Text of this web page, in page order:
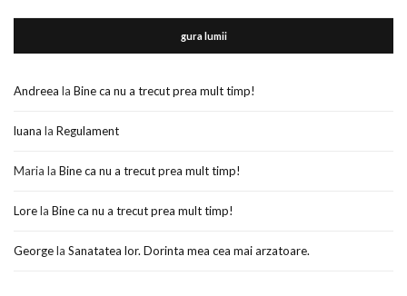
gura lumii
Andreea la Bine ca nu a trecut prea mult timp!
luana la Regulament
Maria la Bine ca nu a trecut prea mult timp!
Lorela Bine ca nu a trecut prea mult timp!
Georgela Sanatatea lor. Dorinta mea cea mai arzatoare.